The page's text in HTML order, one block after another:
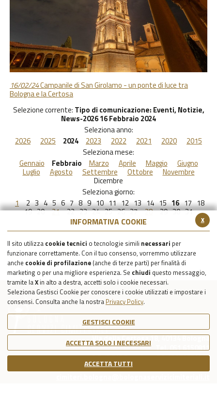
x
INFORMATIVA COOKIE
Il sito utilizza cookie tecnici o tecnologie simili necessari per
funzionare correttamente. Con il tuo consenso, vorremmo utilizzare
anche cookie di profilazione (anche di terze parti) per finalità di
marketing o per una migliore esperienza. Se chiudi questo messaggio,
tramite laX in alto a destra, accetti solo i cookie necessari.
Seleziona Gestisci Cookie per conoscere i cookie utilizzati e impostare i
consensi. Consulta anche la nostra Privacy Policy.
GESTISCI COOKIE
ACCETTA SOLO I NECESSARI
ACCETTA TUTTI
16/02/24Campanile di San Girolamo - un ponte di luce tra
Bologna e la Certosa
Selezione corrente: Tipo di comunicazione: Eventi, Notizie,
News-2026 16 Febbraio 2024
Seleziona anno:
2026
2025 2024 2023 2022 2021 2020
2015
Seleziona mese:
Gennaio
Febbraio Marzo Aprile Maggio Giugno
Luglio Agosto Settembre Ottobre Novembre
Dicembre
Seleziona giorno:
1
2 3 4 5 6 7 8 9 10 11 12 13 14 15 16 17 18
19 20 21 22 23 24 25 26 27 28 29 30 31
Via della Certosa 18, 40134 Bologna
Tel. 051 6150811
C.F./P.IVA Reg. Imp. BO 03079781203
Capitale Sociale Int. Vers. €39.215,69